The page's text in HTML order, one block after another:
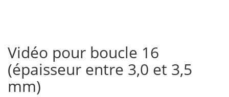
Vidéo pour boucle 16
(épaisseur entre 3,0 et 3,5
mm)